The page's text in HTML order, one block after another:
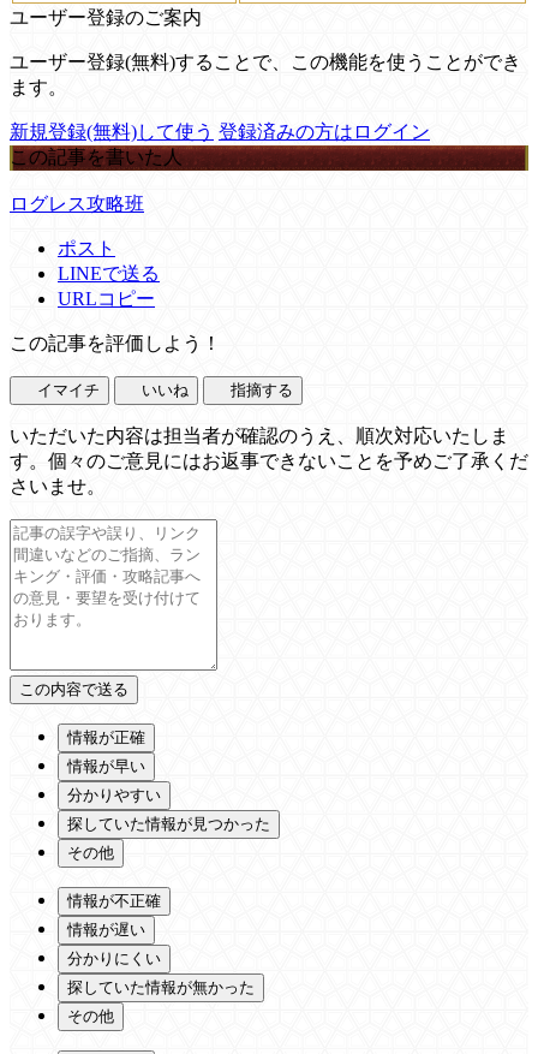
ユーザー登録のご案内
ユーザー登録(無料)することで、この機能を使うことができ
ます。
新規登録(無料)して使う 登録済みの方はログイン
この記事を書いた人
ログレス攻略班
ポスト
LINEで送る
URLコピー
この記事を評価しよう！
イマイチ いいね 指摘する
いただいた内容は担当者が確認のうえ、順次対応いたしま
す。個々のご意見にはお返事できないことを予めご了承くだ
さいませ。
情報が正確
情報が早い
分かりやすい
探していた情報が見つかった
その他
情報が不正確
情報が遅い
分かりにくい
探していた情報が無かった
その他